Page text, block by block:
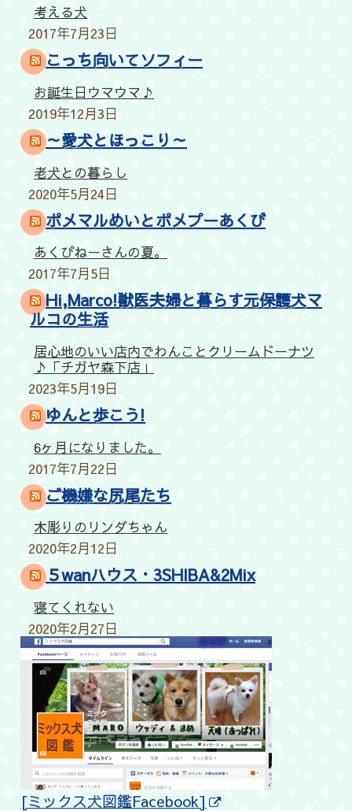
考える犬
2017年7月23日
こっち向いてソフィー
お誕生日ウマウマ♪
2019年12月3日
～愛犬とほっこり～
老犬との暮らし
2020年5月24日
ポメマルめいとポメプーあくび
あくびねーさんの夏。
2017年7月5日
Hi,Marco!獣医夫婦と暮らす元保護犬マ
ルコの生活
居心地のいい店内でわんことクリームドーナツ
♪「チガヤ森下店」
2023年5月19日
ゆんと歩こう!
6ヶ月になりました。
2017年7月22日
ご機嫌な尻尾たち
木彫りのリンダちゃん
2020年2月12日
５wanハウス・3SHIBA&2Mix
寝てくれない
2020年2月27日
[ミックス犬図鑑Facebook]